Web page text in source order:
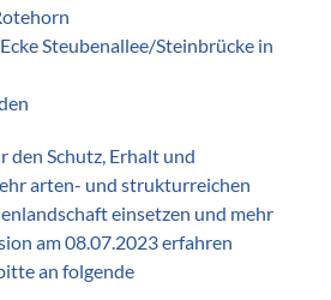
Steubenallee/Steinbrücke in
den Schutz, Erhalt und
arten- und strukturreichen
einsetzen und mehr
am 08.07.2023 erfahren
an folgende